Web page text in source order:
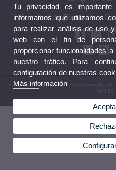
Facultad de Farmacia y
© 2026 UV. - Av. de Vicent Andrés Estellés
963 86
Aviso legal Política privacidad
Tu privacidad es
informamos que utilizamos
para realizar análisis de uso
web con el fin de
proporcionar funcionalidades
nuestro tráfico. Para
configuración de nuestras
Más información